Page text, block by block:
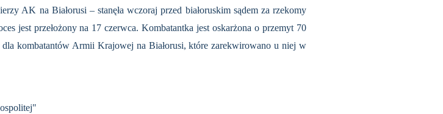
AK na Białorusi – stanęła wczoraj przed białoruskim sądem za rzekomy
jest przełożony na 17 czerwca. Kombatantka jest oskarżona o przemyt 70
kombatantów Armii Krajowej na Białorusi, które zarekwirowano u niej w